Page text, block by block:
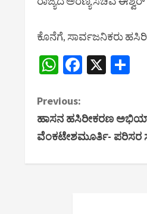
ಕೊನೆಗೆ, ಸಾರ್ವಜನಿಕರು
WhatsApp
X
C
o
Previous:
ಹಾಸನ ಹಸಿರೀಕರಣ
ವೆಂಕಟೇಶಮೂರ್ತಿ- ಪರಿಸರ